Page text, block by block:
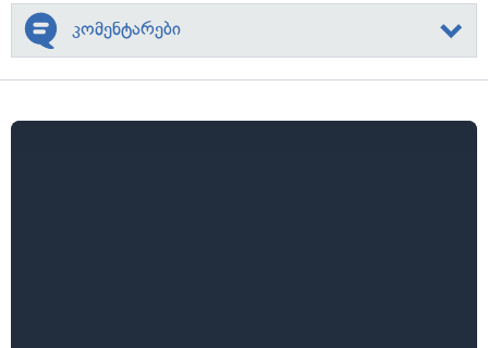
კომენტარები